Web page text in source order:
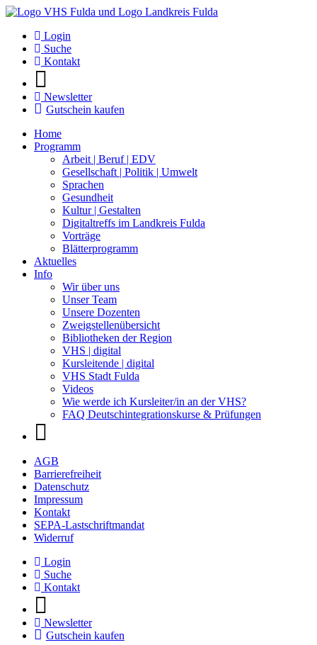
Login
Suche
Kontakt
Newsletter
Gutschein kaufen
Home
Programm
Arbeit | Beruf | EDV
Gesellschaft | Politik | Umwelt
Sprachen
Gesundheit
Kultur | Gestalten
Digitaltreffs im Landkreis Fulda
Vorträge
Blätterprogramm
Aktuelles
Info
Wir über uns
Unser Team
Unsere Dozenten
Zweigstellenübersicht
Bibliotheken der Region
VHS | digital
Kursleitende | digital
VHS Stadt Fulda
Videos
Wie werde ich Kursleiter/in an der VHS?
FAQ Deutschintegrationskurse & Prüfungen
AGB
Barrierefreiheit
Datenschutz
Impressum
Kontakt
SEPA-Lastschriftmandat
Widerruf
Login
Suche
Kontakt
Newsletter
Gutschein kaufen